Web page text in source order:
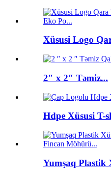
Xüsusi Logo
2″ x 2″ Təmiz...
Hdpe Xüsusi T-
Yumşaq Plastik